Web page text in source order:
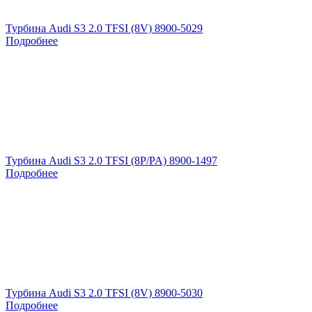
Турбина Audi S3 2.0 TFSI (8V) 8900-5029
Подробнее
Турбина Audi S3 2.0 TFSI (8P/PA) 8900-1497
Подробнее
Турбина Audi S3 2.0 TFSI (8V) 8900-5030
Подробнее